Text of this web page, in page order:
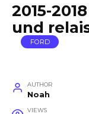
2015-
und
FORD
AUTHOR
Noah
VIEWS